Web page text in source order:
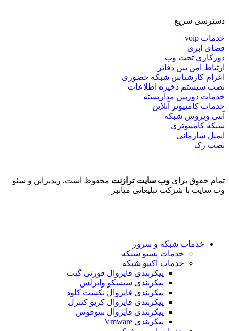
دسترسی سریع
خدمات voip
فضای ابری
دورکاری تحت وب
ارتباط امن بین دفاتر
اعزام کارشناس شبکه حضوری
نصب سیستم ذخیره اطلاعات
خدمات دوربین مداربسته
خدمات کامپیوتر آنلاین
آنتی ویروس شبکه
شبکه کامپیوتری
ایمیل سازمانی
نصب رک
تمام حقوق برای وب سایت ترازنت محفوظ است. ریدیزاین و سئو
وب سایت با شرکت تبلیغاتی میانبر
خدمات شبکه و سرور
خدمات پسیو شبکه
خدمات اکتیو شبکه
پیکربندی فایروال فورتی گیت
پیکربندی سیسکو وایرلس
پیکربندی فایروال نکست کلود
پیکربندی فایروال کریو کنترل
پیکربندی فایروال سوفوس
پیکربندی Vmware